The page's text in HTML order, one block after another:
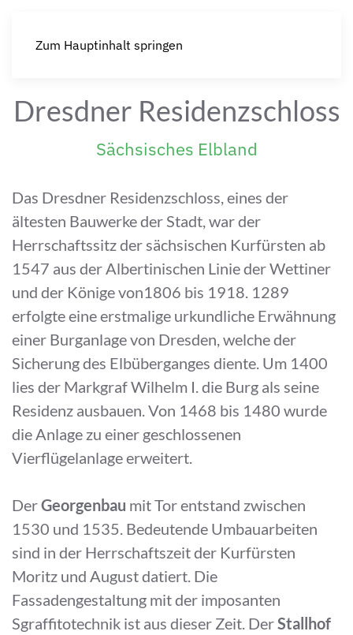
Zum Hauptinhalt springen
Dresdner Residenzschloss
Sächsisches Elbland
Das Dresdner Residenzschloss, eines der
ältesten Bauwerke der Stadt, war der
Herrschaftssitz der sächsischen Kurfürsten ab
1547 aus der Albertinischen Linie der Wettiner
und der Könige von1806 bis 1918. 1289
erfolgte eine erstmalige urkundliche Erwähnung
einer Burganlage von Dresden, welche der
Sicherung des Elbüberganges diente. Um 1400
lies der Markgraf Wilhelm I. die Burg als seine
Residenz ausbauen. Von 1468 bis 1480 wurde
die Anlage zu einer geschlossenen
Vierflügelanlage erweitert.
DerGeorgenbau mit Tor entstand zwischen
1530 und 1535. Bedeutende Umbauarbeiten
sind in der Herrschaftszeit der Kurfürsten
Moritz und August datiert. Die
Fassadengestaltung mit der imposanten
Sgraffitotechnik ist aus dieser Zeit. DerStallhof